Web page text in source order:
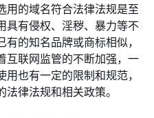
用的域名符合法律法规是至
具有侵权、淫秽、暴力等不
的知名品牌或商标相似，
互联网监管的不断加强，一
也有一定的限制和规范，
律法规和相关政策。